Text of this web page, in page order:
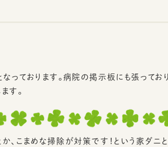
っております。病院の掲示板にも張ってお
す。
、こまめな掃除が対策です！という家ダニ